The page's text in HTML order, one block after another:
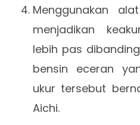
Menggunakan
menjadikan
lebih pas
bensin eceran
ukur tersebut
Aichi.